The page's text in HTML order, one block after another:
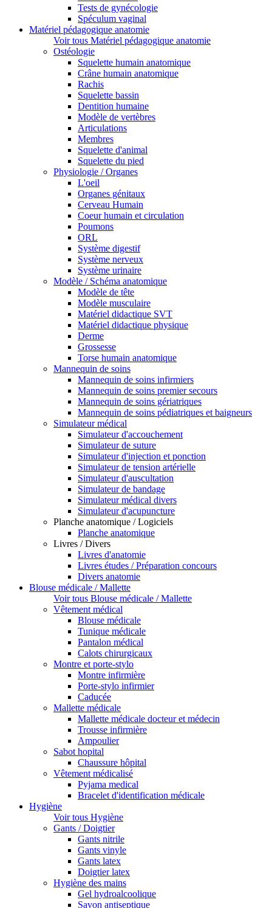
Tests de gynécologie
Spéculum vaginal
Matériel pédagogique anatomie
Voir tous Matériel pédagogique anatomie
Ostéologie
Squelette humain anatomique
Crâne humain anatomique
Rachis
Squelette bassin
Dentition humaine
Modèle de vertèbres
Articulations
Membres
Squelette d'animal
Squelette du pied
Physiologie / Organes
L'oeil
Organes génitaux
Cerveau Humain
Coeur humain et circulation
Poumons
ORL
Système digestif
Système nerveux
Système urinaire
Modèle / Schéma anatomique
Modèle de tête
Modèle musculaire
Matériel didactique SVT
Matériel didactique physique
Derme
Grossesse
Torse humain anatomique
Mannequin de soins
Mannequin de soins infirmiers
Mannequin de soins premier secours
Mannequin de soins gériatriques
Mannequin de soins pédiatriques et baigneurs
Simulateur médical
Simulateur d'accouchement
Simulateur de suture
Simulateur d'injection et ponction
Simulateur de tension artérielle
Simulateur d'auscultation
Simulateur de bandage
Simulateur médical divers
Simulateur d'acupuncture
Planche anatomique / Logiciels
Planche anatomique
Livres / Divers
Livres d'anatomie
Livres études / Préparation concours
Divers anatomie
Blouse médicale / Mallette
Voir tous Blouse médicale / Mallette
Vêtement médical
Blouse médicale
Tunique médicale
Pantalon médical
Calots chirurgicaux
Montre et porte-stylo
Montre infirmière
Porte-stylo infirmier
Caducée
Mallette médicale
Mallette médicale docteur et médecin
Trousse infirmière
Ampoulier
Sabot hopital
Chaussure hôpital
Vêtement médicalisé
Pyjama medical
Bracelet d'identification médicale
Hygiène
Voir tous Hygiène
Gants / Doigtier
Gants nitrile
Gants vinyle
Gants latex
Doigtier latex
Hygiène des mains
Gel hydroalcoolique
Savon antiseptique